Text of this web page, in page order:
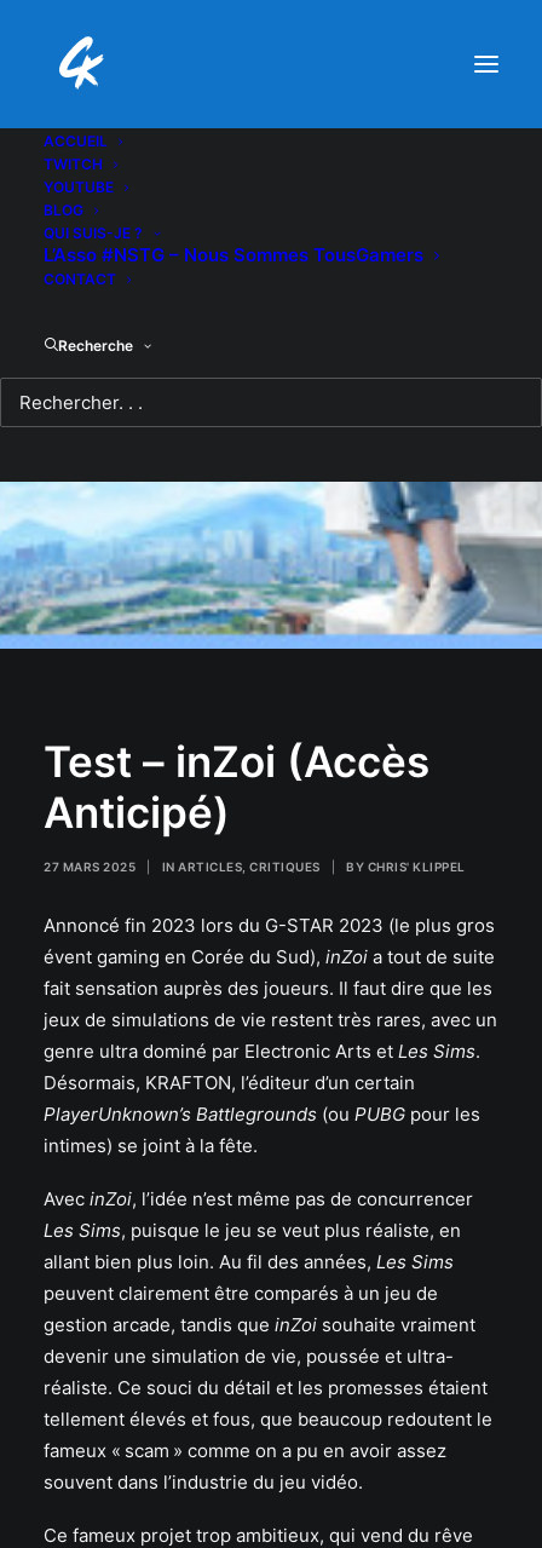
ACCUEIL
TWITCH
YOUTUBE
BLOG
QUI SUIS-JE ?
L’Asso #NSTG – Nous Sommes TousGamers
CONTACT
Recherche
Test – inZoi (Accès
Anticipé)
27 MARS 2025 IN ARTICLES CRITIQUES BY CHRIS' KLIPPEL
Annoncé fin 2023 lors du G-STAR 2023 (le plus gros
évent gaming en Corée du Sud), inZoi a tout de suite
fait sensation auprès des joueurs. Il faut dire que les
jeux de simulations de vie restent très rares, avec un
genre ultra dominé par Electronic Arts et Les Sims.
Désormais, KRAFTON, l’éditeur d’un certain
PlayerUnknown’s Battlegrounds (ou PUBG pour les
intimes) se joint à la fête.
Avec inZoi, l’idée n’est même pas de concurrencer
Les Sims, puisque le jeu se veut plus réaliste, en
allant bien plus loin. Au fil des années, Les Sims
peuvent clairement être comparés à un jeu de
gestion arcade, tandis que inZoi souhaite vraiment
devenir une simulation de vie, poussée et ultra-
réaliste. Ce souci du détail et les promesses étaient
tellement élevés et fous, que beaucoup redoutent le
fameux « scam » comme on a pu en avoir assez
souvent dans l’industrie du jeu vidéo.
Ce fameux projet trop ambitieux, qui vend du rêve